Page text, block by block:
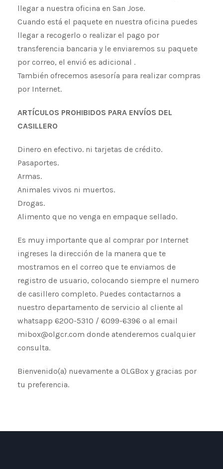
llegar a nuestra oficina en San Jose.
Cuando está el paquete en nuestra oficina puedes
llegar a recogerlo o realizar el pago por
transferencia bancaria y le enviaremos su paquete
por correo, el envió es adicional .
También ofrecemos asesoría para realizar compras
por Internet.
ARTÍCULOS PROHIBIDOS PARA ENVÍOS DEL
CASILLERO
Dinero en efectivo. ni tarjetas de crédito.
Pasaportes.
Armas.
Animales vivos ni muertos.
Drogas.
Alimento que no venga en empaque sellado.
Es muy importante que al comprar por Internet
ingreses la dirección de la manera que te
mostramos en el correo que te enviamos de
registro de usuario, colocando siempre el numero
de casillero completo. Puedes contactarnos a
nuestro departamento de servicio al cliente al
whatsapp 6200-5310 / 6099-6396 o al email
mibox@olgcr.com donde atenderemos cualquier
consulta.
Bienvenido(a) nuevamente a OLGBox y gracias por
tu preferencia.